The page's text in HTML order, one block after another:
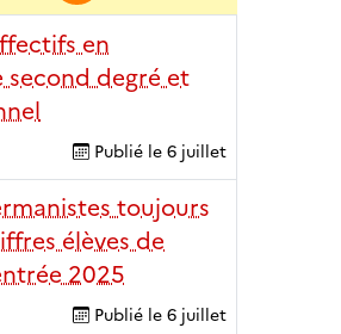
en
second degré et
Publié le 6 juillet
toujours
élèves de
2025
Publié le 6 juillet